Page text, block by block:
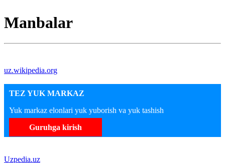
Manbalar
uz.wikipedia.org
TEZ YUK MARKAZ
Yuk markaz elonlari yuk yuborish va yuk tashish
Guruhga kirish
Uzpedia.uz